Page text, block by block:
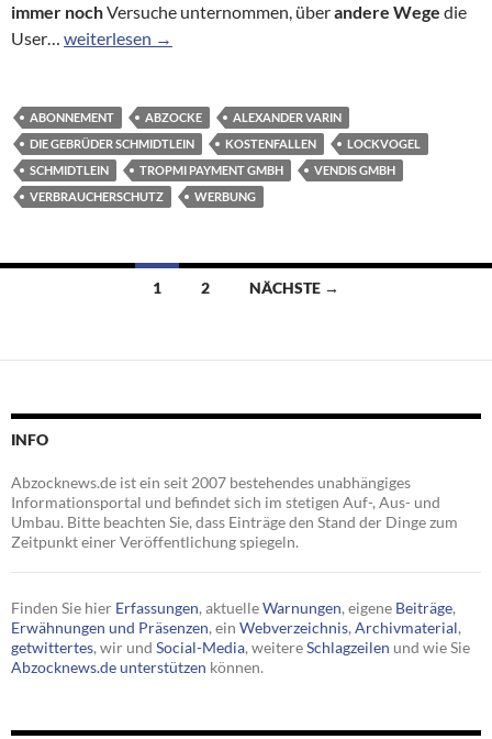
immer nochVersuche unternommen, überandere Wege die
User… Bei Abofallen noch kein Ende in Sicht?
weiterlesen →
ABONNEMENT ABZOCKE
ALEXANDER VARIN
DIE GEBRÜDER SCHMIDTLEIN
KOSTENFALLEN
LOCKVOGEL
SCHMIDTLEIN
TROPMI PAYMENT GMBH
VENDIS GMBH
VERBRAUCHERSCHUTZ
WERBUNG
Beitragsnavigation
1 2 NÄCHSTE →
INFO
Abzocknews.de ist ein seit 2007 bestehendes unabhängiges
Informationsportal und befindet sich im stetigen Auf-, Aus- und
Umbau. Bitte beachten Sie, dass Einträge den Stand der Dinge zum
Zeitpunkt einer Veröffentlichung spiegeln.
Finden Sie hier Erfassungen, aktuelleWarnungen, eigene Beiträge,
Erwähnungen und Präsenzen, ein Webverzeichnis, Archivmaterial,
getwittertes, wir und Social-Media, weitereSchlagzeilen und wie Sie
Abzocknews.de unterstützen können.